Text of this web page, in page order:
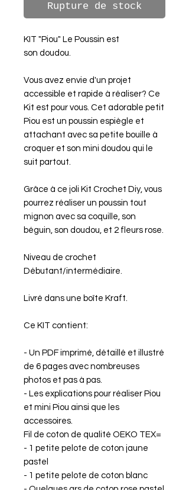
Rupture de stock
KIT "Piou" Le Poussin est
son doudou.
Vous avez envie d'un projet
accessible et rapide à réaliser? Ce
Kit est pour vous. Cet adorable petit
Piou est un poussin espiègle et
attachant avec sa petite bouille à
croquer et son mini doudou qui le
suit partout.
Grâce à ce joli Kit Crochet Diy, vous
pourrez réaliser un poussin tout
mignon avec sa coquille, son
béguin, son doudou, et 2 fleurs rose.
Niveau de crochet
Débutant/intermédiaire.
Livré dans une boîte Kraft.
Ce KIT contient:
- Un PDF imprimé, détaillé et illustré
de 6 pages avec nombreuses
photos et pas à pas.
- Les explications pour réaliser Piou
et mini Piou ainsi que les
accessoires.
Fil de coton de qualité OEKO TEX=
- 1 petite pelote de coton jaune
pastel
- 1 petite pelote de coton blanc